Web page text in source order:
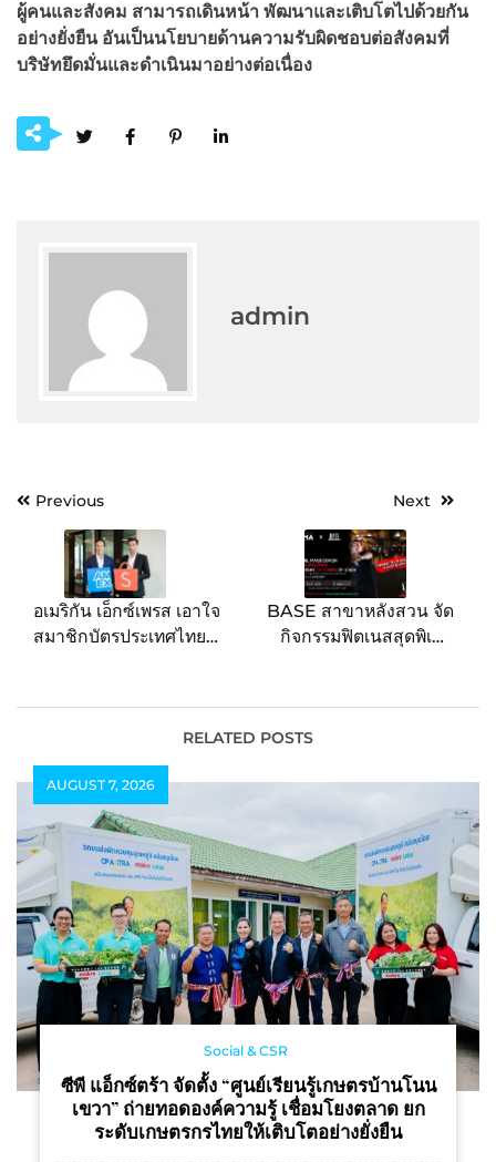
ผู้คนและสังคม สามารถเดินหน้า พัฒนาและเติบโตไปด้วยกัน
อย่างยั่งยืน อันเป็นนโยบายด้านความรับผิดชอบต่อสังคมที่
บริษัทยึดมั่นและดำเนินมาอย่างต่อเนื่อง
admin
PostPrevious
อเมริกัน เอ็กซ์เพรส เอาใจ
สมาชิกบัตรประเทศไทย
ตุลาคมนี้
Next
BASE สาขาหลังสวน จัด
กิจกรรมฟิตเนสสุดพิเศษ
‘Steel Mace’
RELATED POSTS
AUGUST 7, 2026
Social & CSR
ซีพี แอ็กซ์ตร้า จัดตั้ง “ศูนย์เรียนรู้เกษตรบ้านโนน
เขวา” ถ่ายทอดองค์ความรู้ เชื่อมโยงตลาด ยก
ระดับเกษตรกรไทยให้เติบโตอย่างยั่งยืน